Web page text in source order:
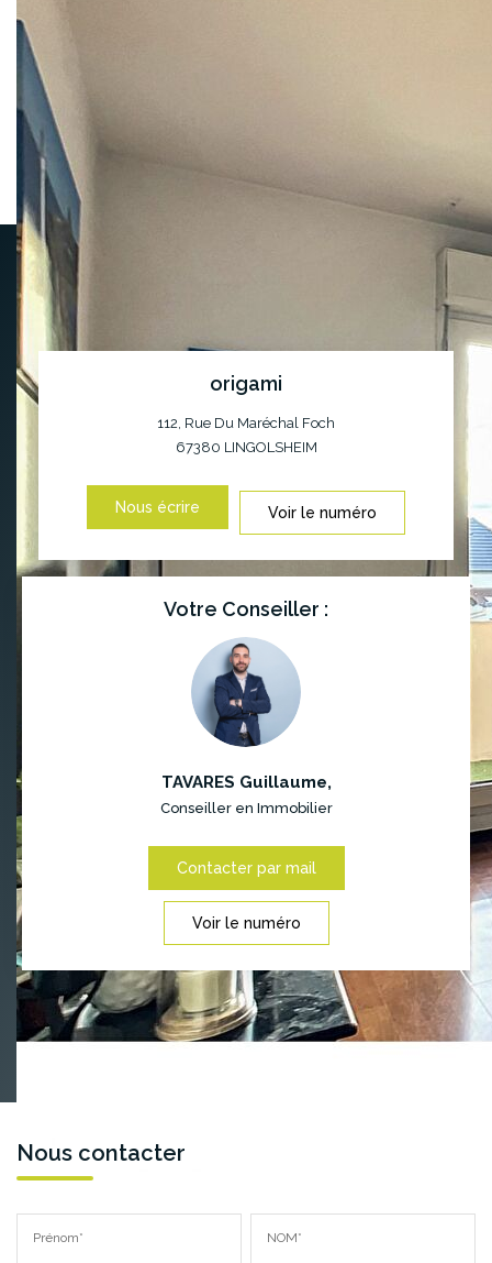
0
origami
112, Rue Du Maréchal Foch
67380 LINGOLSHEIM
Nous écrire Voir le numéro
Votre Conseiller :
TAVARES Guillaume,
Conseiller en Immobilier
Contacter par mail
Voir le numéro
Nous contacter
Prénom* NOM*